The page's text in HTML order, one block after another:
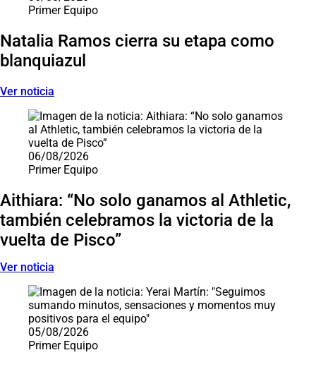
Primer Equipo
Natalia Ramos cierra su etapa como
blanquiazul
Ver noticia
06/08/2026
Primer Equipo
Aithiara: “No solo ganamos al Athletic,
también celebramos la victoria de la
vuelta de Pisco”
Ver noticia
05/08/2026
Primer Equipo